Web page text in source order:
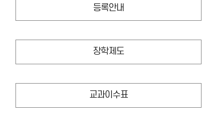
등록안내
장학제도
교과이수표